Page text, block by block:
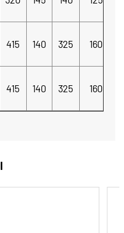
415 140 325 160
415 140 325 160